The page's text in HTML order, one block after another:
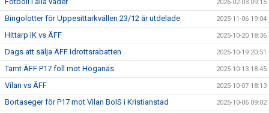
2026-02-03 09:15
Bingolotter för Uppesittarkvällen 23/12 är utdelade 2025-11-06 19:04
Hittarp IK vs ÄFF 2025-10-20 18:36
Dags att sälja ÄFF Idrottsrabatten 2025-10-19 20:51
Tamt ÄFF P17 föll mot Höganäs 2025-10-13 18:45
Vilan vs ÄFF 2025-10-07 18:13
Bortaseger för P17 mot Vilan BoIS i Kristianstad 2025-10-06 09:02